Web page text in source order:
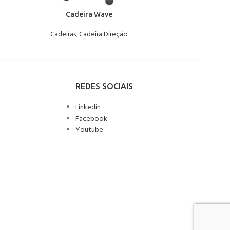
Cadeira Wave
Cadeiras,Cadeira Direção
REDES SOCIAIS
Linkedin
Facebook
Youtube